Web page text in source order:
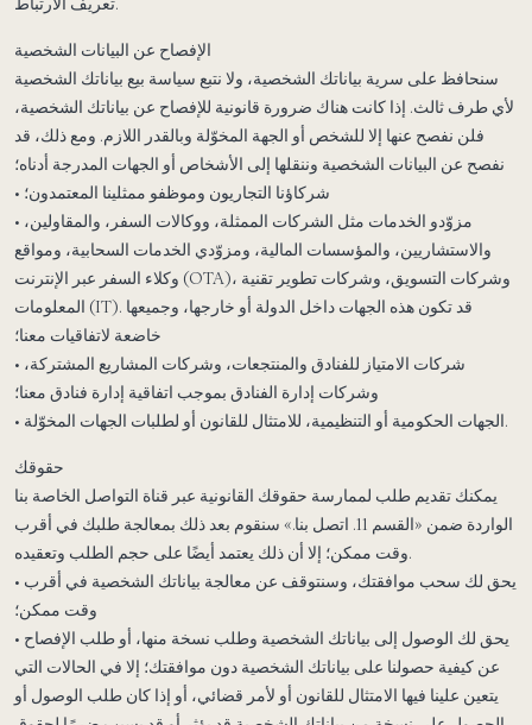
الإفصاح عن البيانات الشخصية
سنحافظ على سرية بياناتك الشخصية، ولا نتبع سياسة بيع بياناتك الشخصية
لأي طرف ثالث. إذا كانت هناك ضرورة قانونية للإفصاح عن بياناتك الشخصية،
فلن نفصح عنها إلا للشخص أو الجهة المخوّلة وبالقدر اللازم. ومع ذلك، قد
نفصح عن البيانات الشخصية وننقلها إلى الأشخاص أو الجهات المدرجة أدناه؛
• شركاؤنا التجاريون وموظفو ممثلينا المعتمدون؛
• مزوّدو الخدمات مثل الشركات الممثلة، ووكالات السفر، والمقاولين،
والاستشاريين، والمؤسسات المالية، ومزوّدي الخدمات السحابية، ومواقع
وكلاء السفر عبر الإنترنت (OTA)، وشركات التسويق، وشركات تطوير تقنية
المعلومات (IT). قد تكون هذه الجهات داخل الدولة أو خارجها، وجميعها
خاضعة لاتفاقيات معنا؛
• شركات الامتياز للفنادق والمنتجعات، وشركات المشاريع المشتركة،
وشركات إدارة الفنادق بموجب اتفاقية إدارة فنادق معنا؛
• الجهات الحكومية أو التنظيمية، للامتثال للقانون أو لطلبات الجهات المخوّلة.
حقوقك
يمكنك تقديم طلب لممارسة حقوقك القانونية عبر قناة التواصل الخاصة بنا
الواردة ضمن «القسم 11. اتصل بنا.» سنقوم بعد ذلك بمعالجة طلبك في أقرب
وقت ممكن؛ إلا أن ذلك يعتمد أيضًا على حجم الطلب وتعقيده.
• يحق لك سحب موافقتك، وسنتوقف عن معالجة بياناتك الشخصية في أقرب
وقت ممكن؛
• يحق لك الوصول إلى بياناتك الشخصية وطلب نسخة منها، أو طلب الإفصاح
عن كيفية حصولنا على بياناتك الشخصية دون موافقتك؛ إلا في الحالات التي
يتعين علينا فيها الامتثال للقانون أو لأمر قضائي، أو إذا كان طلب الوصول أو